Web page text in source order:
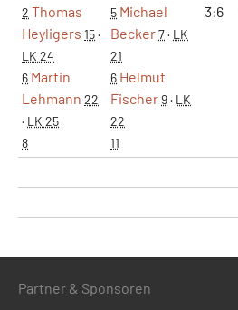
2 Thomas
Heyligers 15·
LK 24
6 Martin
Lehmann 22
· LK 25
8
5 Michael
Becker7· LK
21
6 Helmut
Fischer9· LK
22
11
3:6
Partner & Sponsoren